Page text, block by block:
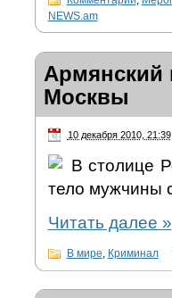
NEWS.am
Армянский
Москвы
10 декабря 2010, 21:39
В столице
тело мужчины
Читать далее »
В мире, Криминал